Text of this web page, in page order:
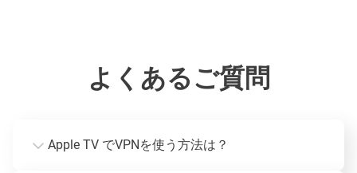
よくあるご質問
Apple TV でVPNを使う方法は？